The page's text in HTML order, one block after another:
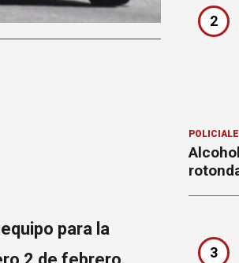
para la
2
3